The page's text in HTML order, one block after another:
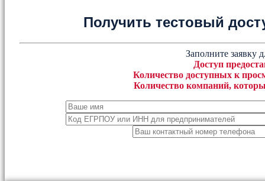
Получить тестовый
Заполните заявку
Доступ
Количество доступных к
Количество компаний,